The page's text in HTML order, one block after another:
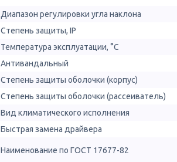
Диапазон регулировки угла наклона
Степень защиты, IP
Температура эксплуатации, °С
Антивандальный
Степень защиты оболочки (корпус)
Степень защиты оболочки (рассеиватель)
Вид климатического исполнения
Быстрая замена драйвера
Наименование по ГОСТ 17677-82